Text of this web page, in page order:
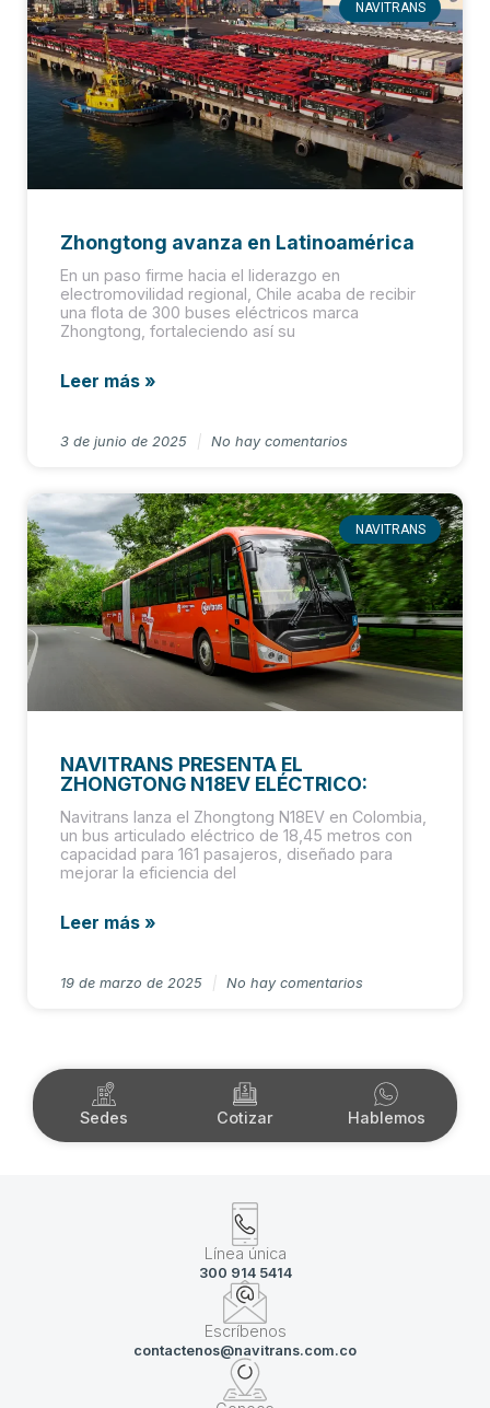
NAVITRANS
Zhongtong avanza en Latinoamérica
En un paso firme hacia el liderazgo en
electromovilidad regional, Chile acaba de recibir
una flota de 300 buses eléctricos marca
Zhongtong, fortaleciendo así su
Leer más »
3 de junio de 2025 No hay comentarios
NAVITRANS
NAVITRANS PRESENTA EL
ZHONGTONG N18EV ELÉCTRICO:
Navitrans lanza el Zhongtong N18EV en Colombia,
un bus articulado eléctrico de 18,45 metros con
capacidad para 161 pasajeros, diseñado para
mejorar la eficiencia del
Leer más »
19 de marzo de 2025 No hay comentarios
Sedes Cotizar Hablemos
Línea única
300 914 5414
Escríbenos
contactenos@navitrans.com.co